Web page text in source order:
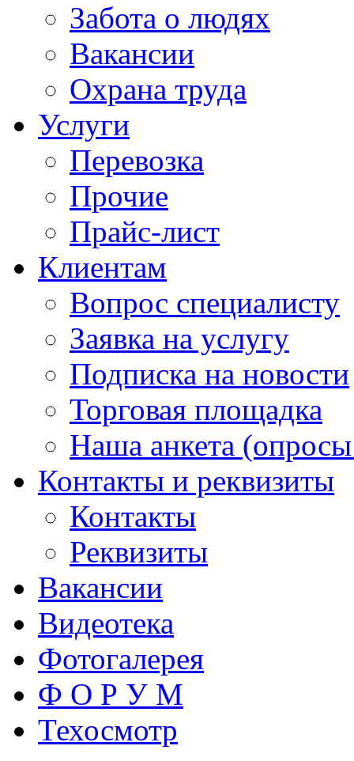
Забота о людях
Вакансии
Охрана труда
Услуги
Перевозка
Прочие
Прайс-лист
Клиентам
Вопрос специалисту
Заявка на услугу
Подписка на новости
Торговая площадка
Наша анкета (опросы
Контакты и реквизиты
Контакты
Реквизиты
Вакансии
Видеотека
Фотогалерея
Ф О Р У М
Техосмотр